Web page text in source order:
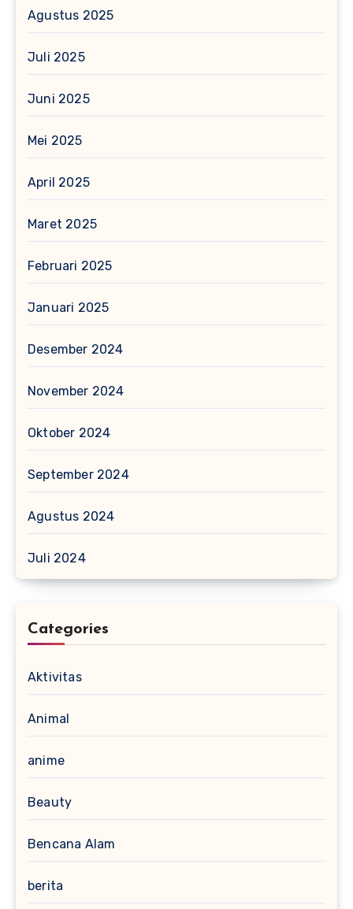
Agustus 2025
Juli 2025
Juni 2025
Mei 2025
April 2025
Maret 2025
Februari 2025
Januari 2025
Desember 2024
November 2024
Oktober 2024
September 2024
Agustus 2024
Juli 2024
Categories
Aktivitas
Animal
anime
Beauty
Bencana Alam
berita